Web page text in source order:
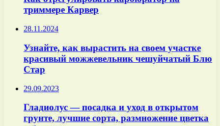
триммере Карвер
28.11.2024
Узнайте, как вырастить на своем участке
красивый можжевельник чешуйчатый Блю
Стар
29.09.2023
Гладиолус — посадка и уход в открытом
грунте, лучшие сорта, размножение цветка